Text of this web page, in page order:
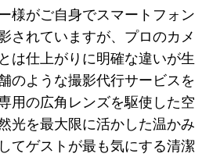
様がご自身でスマートフォン
されていますが、プロのカメ
は仕上がりに明確な違いが生
のような撮影代行サービスを
用の広角レンズを駆使した空
光を最大限に活かした温かみ
てゲストが最も気にする清潔